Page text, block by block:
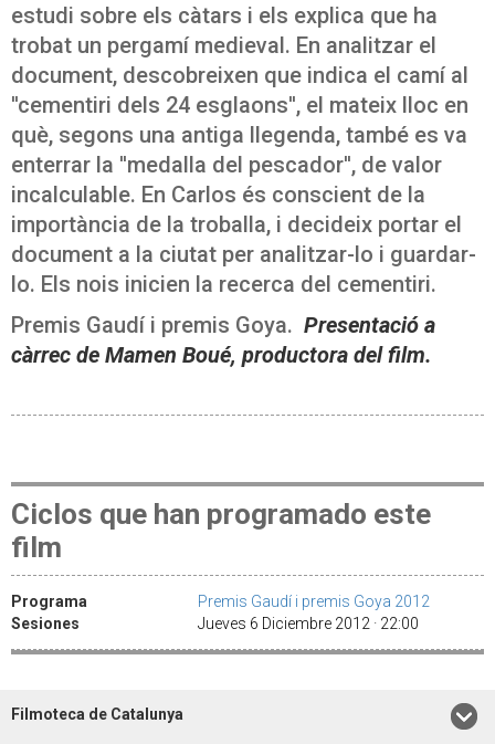
estudi sobre els càtars i els explica que ha
trobat un pergamí medieval. En analitzar el
document, descobreixen que indica el camí al
''cementiri dels 24 esglaons'', el mateix lloc en
què, segons una antiga llegenda, també es va
enterrar la ''medalla del pescador'', de valor
incalculable. En Carlos és conscient de la
importància de la troballa, i decideix portar el
document a la ciutat per analitzar-lo i guardar-
lo. Els nois inicien la recerca del cementiri.
Premis Gaudí i premis Goya. Presentació a
càrrec de Mamen Boué, productora del film.
Ciclos que han programado este
film
Programa
Premis Gaudí i premis Goya 2012
Sesiones
Jueves 6 Diciembre 2012 · 22:00
Filmoteca de Catalunya